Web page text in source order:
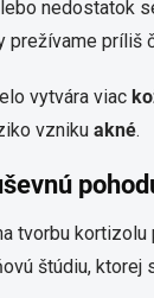
nedostatok
prežívame
vytvára viac
vzniku akné.
tvorbu
štúdiu,